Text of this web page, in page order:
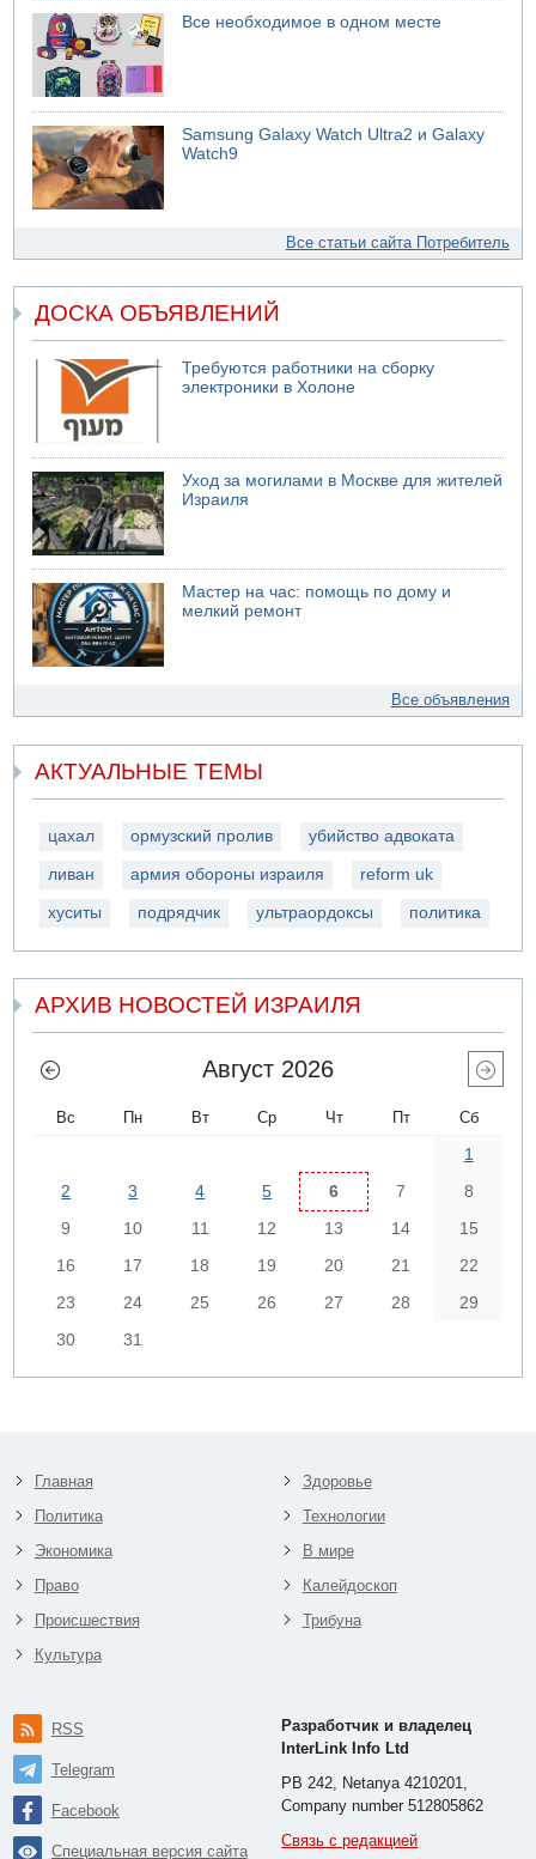
Все необходимое в одном месте
Samsung Galaxy Watch Ultra2 и Galaxy
Watch9
Все статьи сайта Потребитель
ДОСКА ОБЪЯВЛЕНИЙ
Требуются работники на сборку
электроники в Холоне
Уход за могилами в Москве для жителей
Израиля
Мастер на час: помощь по дому и
мелкий ремонт
Все объявления
АКТУАЛЬНЫЕ ТЕМЫ
цахал ормузский пролив убийство адвоката
ливан армия обороны израиля reform uk
хуситы подрядчик ультраордоксы политика
АРХИВ НОВОСТЕЙ ИЗРАИЛЯ
Август 2026
Вс Пн Вт Ср Чт Пт Сб
1
2
3 4 5 6 7
8
9
10 11 12 13 14
15
16
17 18 19 20 21
22
23
24 25 26 27 28
29
30
31
Главная
Политика
Экономика
Право
Происшествия
Культура
Здоровье
Технологии
В мире
Калейдоскоп
Трибуна
RSS
Telegram
Facebook
Специальная версия сайта
Разработчик и владелец
InterLink Info Ltd
PB 242, Netanya 4210201,
Company number 512805862
Связь с редакцией